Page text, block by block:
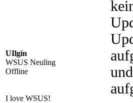
UIlgin
WSUS Neuling
Offline
I love WSUS!